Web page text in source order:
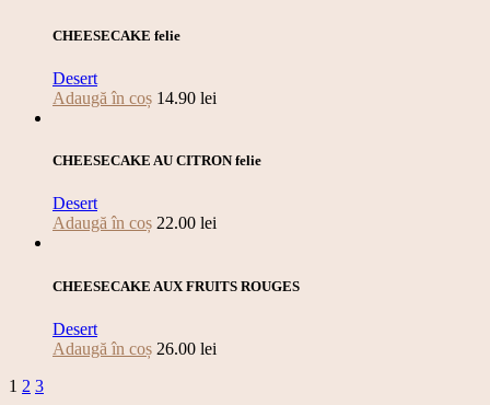
CHEESECAKE felie
Desert
Adaugă în coș 14.90 lei
CHEESECAKE AU CITRON felie
Desert
Adaugă în coș 22.00 lei
CHEESECAKE AUX FRUITS ROUGES
Desert
Adaugă în coș 26.00 lei
1 2 3